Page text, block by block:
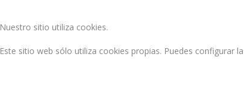
Nuestro sitio utiliza cookies.
Este sitio web sólo utiliza cookies propias. Puedes configurar